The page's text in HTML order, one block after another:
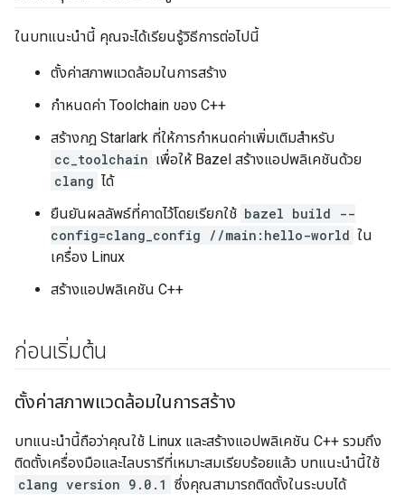
ในบทแนะนำนี้ คุณจะได้เรียนรู้วิธีการต่อไปนี้
ตั้งค่าสภาพแวดล้อมในการสร้าง
กำหนดค่า Toolchain ของ C++
สร้างกฎ Starlark ที่ให้การกำหนดค่าเพิ่มเติมสำหรับ
cc_toolchain เพื่อให้ Bazel สร้างแอปพลิเคชันด้วย
clang ได้
ยืนยันผลลัพธ์ที่คาดไว้โดยเรียกใช้ bazel build --
config=clang_config //main:hello-world ใน
เครื่อง Linux
สร้างแอปพลิเคชัน C++
ก่อนเริ่มต้น
ตั้งค่าสภาพแวดล้อมในการสร้าง
บทแนะนำนี้ถือว่าคุณใช้ Linux และสร้างแอปพลิเคชัน C++ รวมถึง
ติดตั้งเครื่องมือและไลบรารีที่เหมาะสมเรียบร้อยแล้ว บทแนะนำนี้ใช้
clang version 9.0.1 ซึ่งคุณสามารถติดตั้งในระบบได้